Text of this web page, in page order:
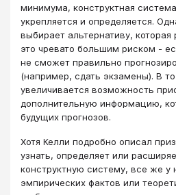
минимума, конструктная
укрепляется и определяется.
выбирает альтернативу,
это чревато большим риском -
не сможет правильно
(например, сдать экзамены). В
увеличивается возможность
дополнительную информацию,
будущих прогнозов.
Хотя Келли подробно описал
узнать, определяет или
конструктную систему, все же у
эмпирических фактов или